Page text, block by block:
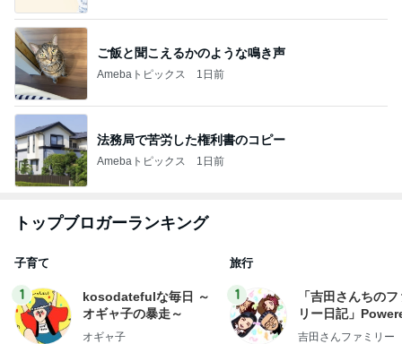
ご飯と聞こえるかのような鳴き声
Amebaトピックス 1日前
法務局で苦労した権利書のコピー
Amebaトピックス 1日前
トップブロガーランキング
子育て
1
kosodatefulな毎日 ～
オギャ子の暴走～
オギャ子
旅行
1
「吉田さんちの
リー日記」
y Ameba 吉田さ
吉田さんファミリー